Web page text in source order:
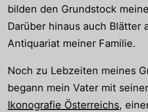
bilden den Grundstock
Darüber hinaus auch Blätter
Antiquariat meiner Familie.
Noch zu Lebzeiten meines
begann mein Vater mit
Ikonografie Österreichs,